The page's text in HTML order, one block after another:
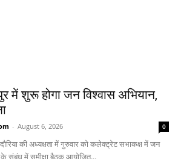
में शुरू होगा जन विश्वास अभियान,
- August 6, 2026 0
की अध्यक्षता में गुरुवार को कलेक्ट्रेट सभाकक्ष में जन
के संबंध में समीक्षा बैठक आयोजित...